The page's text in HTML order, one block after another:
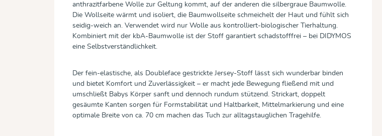
anthrazitfarbene Wolle zur Geltung kommt, auf der anderen die silbergraue Baumwolle.
Die Wollseite wärmt und isoliert, die Baumwollseite schmeichelt der Haut und fühlt sich
seidig-weich an. Verwendet wird nur Wolle aus kontrolliert-biologischer Tierhaltung.
Kombiniert mit der kbA-Baumwolle ist der Stoff garantiert schadstofffrei – bei DIDYMOS
eine Selbstverständlichkeit.
Der fein-elastische, als Doubleface gestrickte Jersey-Stoff lässt sich wunderbar binden
und bietet Komfort und Zuverlässigkeit – er macht jede Bewegung fließend mit und
umschließt Babys Körper sanft und dennoch rundum stützend. Strickart, doppelt
gesäumte Kanten sorgen für Formstabilität und Haltbarkeit, Mittelmarkierung und eine
optimale Breite von ca. 70 cm machen das Tuch zur alltagstauglichen Tragehilfe.